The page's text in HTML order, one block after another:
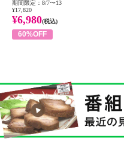
期間限定：8/7〜13
¥17,820
¥6,980(税込)
60%OFF